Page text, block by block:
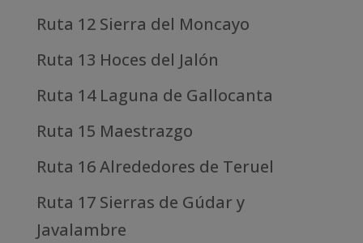
Ruta 12 Sierra del Moncayo
Ruta 13 Hoces del Jalón
Ruta 14 Laguna de Gallocanta
Ruta 15 Maestrazgo
Ruta 16 Alrededores de Teruel
Ruta 17 Sierras de Gúdar y
Javalambre